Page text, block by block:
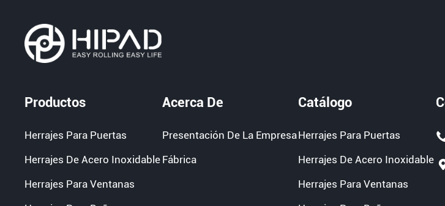
Productos
Herrajes Para Puertas
Herrajes De Acero Inoxidable
Herrajes Para Ventanas
Acerca De
Presentación De La Empresa
Fábrica
Catálogo
Herrajes Para Puertas
Herrajes De Acero Inoxidable
Herrajes Para Ventanas